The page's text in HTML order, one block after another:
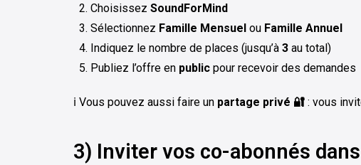
Choisissez SoundForMind
Sélectionnez Famille Mensuel ou Famille Annuel
Indiquez le nombre de places (jusqu’à 3 au total)
Publiez l’offre en public pour recevoir des demandes
ℹ️ Vous pouvez aussi faire un partage privé 🔐 : vous
3) Inviter vos co-abonnés